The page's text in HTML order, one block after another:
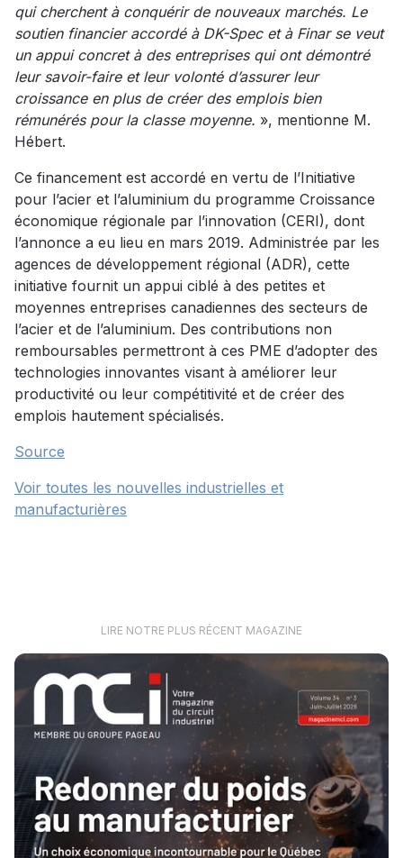
qui cherchent à conquérir de nouveaux marchés. Le
soutien financier accordé à DK-Spec et à Finar se veut
un appui concret à des entreprises qui ont démontré
leur savoir-faire et leur volonté d’assurer leur
croissance en plus de créer des emplois bien
rémunérés pour la classe moyenne. », mentionne M.
Hébert.
Ce financement est accordé en vertu de l’Initiative
pour l’acier et l’aluminium du programme Croissance
économique régionale par l’innovation (CERI), dont
l’annonce a eu lieu en mars 2019. Administrée par les
agences de développement régional (ADR), cette
initiative fournit un appui ciblé à des petites et
moyennes entreprises canadiennes des secteurs de
l’acier et de l’aluminium. Des contributions non
remboursables permettront à ces PME d’adopter des
technologies innovantes visant à améliorer leur
productivité ou leur compétitivité et de créer des
emplois hautement spécialisés.
Source
Voir toutes les nouvelles industrielles et
manufacturières
LIRE NOTRE PLUS RÉCENT MAGAZINE